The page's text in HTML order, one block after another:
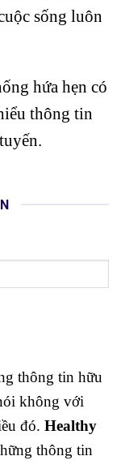
sống luôn
hứa hẹn có
thông tin
thông tin hữu
không với
đó. Healthy
thông tin